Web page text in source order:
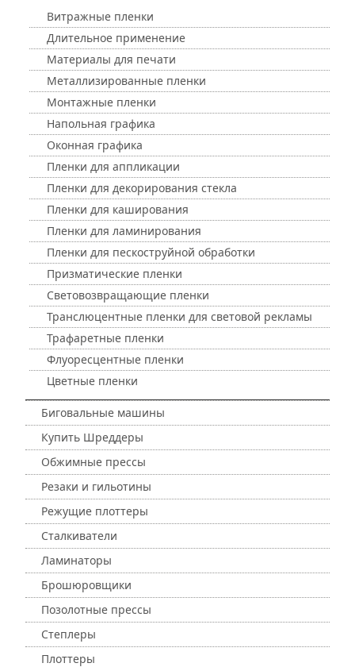
Витражные пленки
Длительное применение
Материалы для печати
Металлизированные пленки
Монтажные пленки
Напольная графика
Оконная графика
Пленки для аппликации
Пленки для декорирования стекла
Пленки для каширования
Пленки для ламинирования
Пленки для пескоструйной обработки
Призматические пленки
Световозвращающие пленки
Транслюцентные пленки для световой рекламы
Трафаретные пленки
Флуоресцентные пленки
Цветные пленки
Биговальные машины
Купить Шреддеры
Обжимные прессы
Резаки и гильотины
Режущие плоттеры
Сталкиватели
Ламинаторы
Брошюровщики
Позолотные прессы
Степлеры
Плоттеры